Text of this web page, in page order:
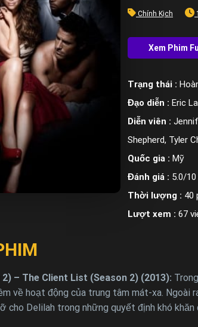
Chính Kịch
Trạng thái :
Đạo diễn : Eric
Diễn viên :
Shepherd, Tyler
Quốc gia : Mỹ
Đánh giá : 5.0/
Thời lượng : 40
Lượt xem : 67
– The Client List (Season 2) (2013):
về hoạt động của trung tâm mát-xa. Ngoài
cho Delilah trong những quyết định khó khăn